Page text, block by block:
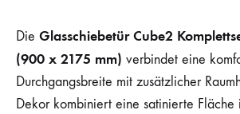
Die Glasschiebetür Cube2
(900 x 2175 mm) verbindet eine
Durchgangsbreite mit zusätzlicher
Dekor kombiniert eine satinierte